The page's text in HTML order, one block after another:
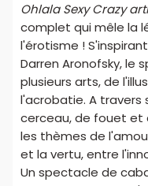
Ohlala Sexy Crazy
complet qui mêle la
l'érotisme !
Darren Aronofsky, le
plusieurs arts, de
l'acrobatie. A travers
cerceau, de fouet et
les thèmes de
et la vertu, entre
Un spectacle de